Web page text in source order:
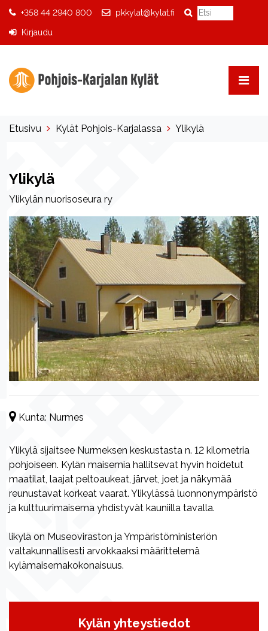
+358 44 2940 800 pkkylat@kylat.fi
Kirjaudu
Etusivu Kylät Pohjois-Karjalassa Ylikylä
Ylikylä
Ylikylän nuorisoseura ry
Kunta: Nurmes
Ylikylä sijaitsee Nurmeksen keskustasta n. 12 kilometria
pohjoiseen. Kylän maisemia hallitsevat hyvin hoidetut
maatilat, laajat peltoaukeat, järvet, joet ja näkymää
reunustavat korkeat vaarat. Ylikylässä luonnonympäristö
ja kulttuurimaisema yhdistyvät kauniilla tavalla.
likylä on Museoviraston ja Ympäristöministeriön
valtakunnallisesti arvokkaaksi määrittelemä
kylämaisemakokonaisuus.
Kylän yhteystiedot